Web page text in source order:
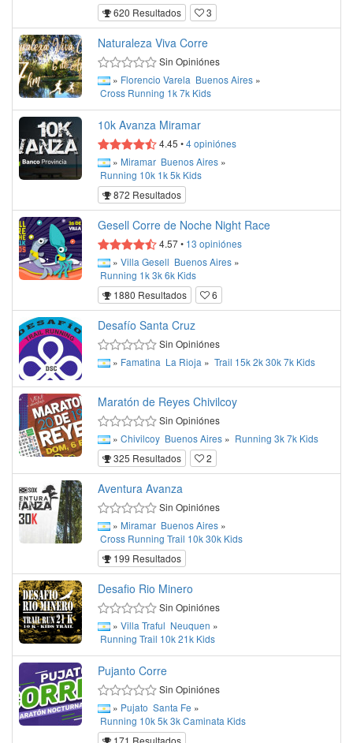
620 Resultados
3
Naturaleza Viva Corre
Sin Opiniónes
» Florencio Varela Buenos Aires »
Cross Running 1k7k Kids
10k Avanza Miramar
4.45 •4opiniónes
» Miramar Buenos Aires »
Running 10k 1k5k Kids
872 Resultados
Gesell Corre de Noche Night Race
4.57• 13 opiniónes
» Villa Gesell Buenos Aires »
Running 1k3k6k Kids
1880 Resultados
6
Desafío Santa Cruz
Sin Opiniónes
» Famatina La Rioja » Trail 15k2k30k7k Kids
Maratón de Reyes Chivilcoy
Sin Opiniónes
» Chivilcoy Buenos Aires » Running 3k7k Kids
325 Resultados
2
Aventura Avanza
Sin Opiniónes
» Miramar Buenos Aires »
Cross Running Trail 10k30k Kids
199 Resultados
Desafio Rio Minero
Sin Opiniónes
» Villa Traful Neuquen »
Running Trail 10k21k Kids
Pujanto Corre
Sin Opiniónes
» Pujato Santa Fe »
Running 10k5k3kCaminata Kids